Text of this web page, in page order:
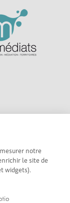
notre
le site de
widgets).
est à
Provence-
oeuvre pour